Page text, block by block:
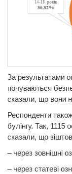
За результатами
почуваються
сказали, що вони
Респонденти
булінгу. Так, 1115
сказали, що
– через зовнішні
– через статеві